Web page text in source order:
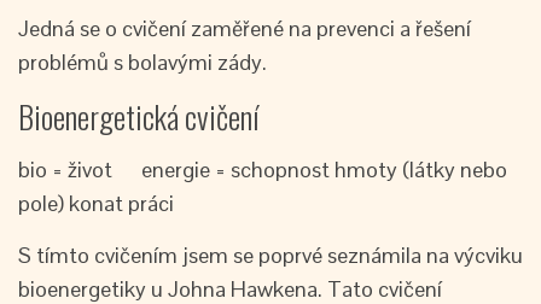
Jedná se o cvičení zaměřené na prevenci a řešení
problémů s bolavými zády.
Bioenergetická cvičení
bio = život energie = schopnost hmoty (látky nebo
pole) konat práci
S tímto cvičením jsem se poprvé seznámila na výcviku
bioenergetiky u Johna Hawkena. Tato cvičení